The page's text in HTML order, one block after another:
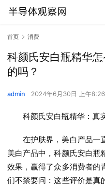
首页 消费
科颜氏安白瓶精华
的吗？
admin 2024年6月30日 上午8:26
科颜氏安白瓶精华：真
在护肤界，美白产品一
美白产品中，科颜氏安白瓶
效果，赢得了众多消费者的
们不禁要问：这些评价是真